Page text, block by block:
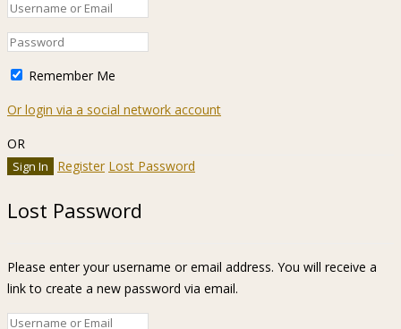
Remember Me
Or login via a social network account
OR
Register Lost Password
Lost Password
Please enter your username or email address. You will receive a
link to create a new password via email.